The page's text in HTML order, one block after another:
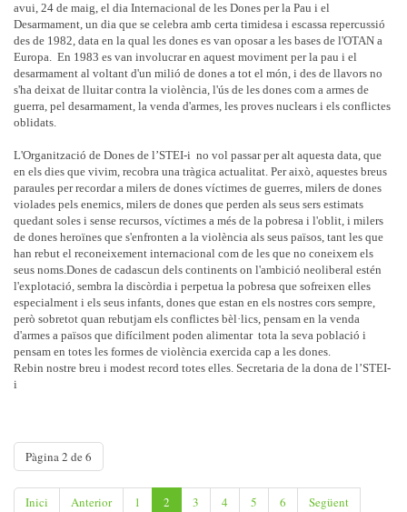
avui, 24 de maig, el dia Internacional de les Dones per la Pau i el
Desarmament, un dia que se celebra amb certa timidesa i escassa repercussió
des de 1982, data en la qual les dones es van oposar a les bases de l'OTAN a
Europa. En 1983 es van involucrar en aquest moviment per la pau i el
desarmament al voltant d'un milió de dones a tot el món, i des de llavors no
s'ha deixat de lluitar contra la violència, l'ús de les dones com a armes de
guerra, pel desarmament, la venda d'armes, les proves nuclears i els conflictes
oblidats.
L'Organització de Dones de l’STEI-i no vol passar per alt aquesta data, que
en els dies que vivim, recobra una tràgica actualitat. Per això, aquestes breus
paraules per recordar a milers de dones víctimes de guerres, milers de dones
violades pels enemics, milers de dones que perden als seus sers estimats
quedant soles i sense recursos, víctimes a més de la pobresa i l'oblit, i milers
de dones heroïnes que s'enfronten a la violència als seus països, tant les que
han rebut el reconeixement internacional com de les que no coneixem els
seus noms.Dones de cadascun dels continents on l'ambició neoliberal estén
l'explotació, sembra la discòrdia i perpetua la pobresa que sofreixen elles
especialment i els seus infants, dones que estan en els nostres cors sempre,
però sobretot quan rebutjam els conflictes bèl·lics, pensam en la venda
d'armes a països que difícilment poden alimentar tota la seva població i
pensam en totes les formes de violència exercida cap a les dones.
Rebin nostre breu i modest record totes elles. Secretaria de la dona de l’STEI-
i
Pàgina 2 de 6
Inici Anterior 1 2 3 4 5 6
Següent